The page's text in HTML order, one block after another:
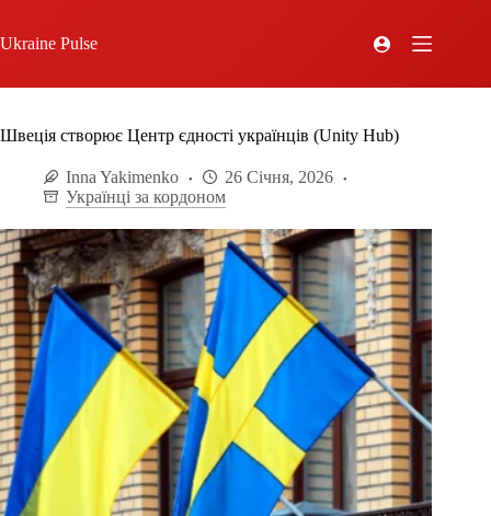
Ukraine Pulse
Швеція створює Центр єдності українців (Unity Hub)
Inna Yakimenko
26 Січня, 2026
Українці за кордоном